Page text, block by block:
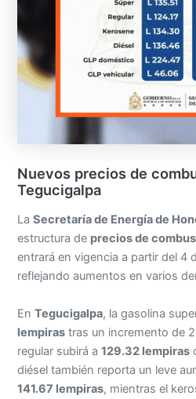
Nuevos precios de
Tegucigalpa
LaSecretaría de Energía de
estructura de precios de
entrará en vigencia a partir del 4
reflejando aumentos en varios
EnTegucigalpa, la gasolina
lempiras tras un incremento de
regular subirá a129.32 lempiras
diésel también reporta un leve
141.67 lempiras, mientras el